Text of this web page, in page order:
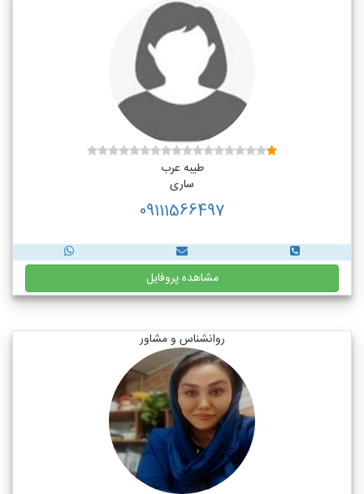
طیبه عرب
ساری
09111566497
مشاهده پروفایل
روانشناس و مشاور